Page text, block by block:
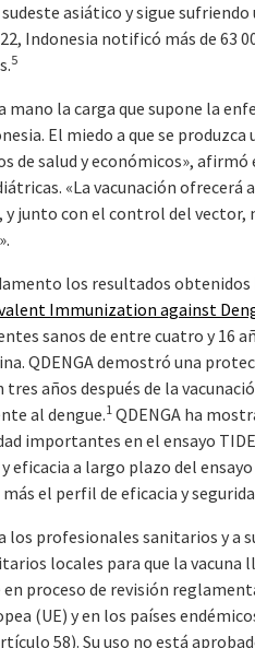
asiático y sigue sufriendo
Indonesia notificó más de 63
5
la carga que supone la
El miedo a que se
salud y económicos», afirmó
«La vacunación ofrecerá
y junto con el control del
los resultados obtenidos
Immunization against
sanos de entre cuatro y 16
QDENGA demostró una
años después de la
al dengue.1 QDENGA ha
importantes en el ensayo
a largo plazo del ensayo
el perfil de eficacia y
los profesionales sanitarios y a
locales para que la
proceso de revisión
(UE) y en los países
58). Su uso no está